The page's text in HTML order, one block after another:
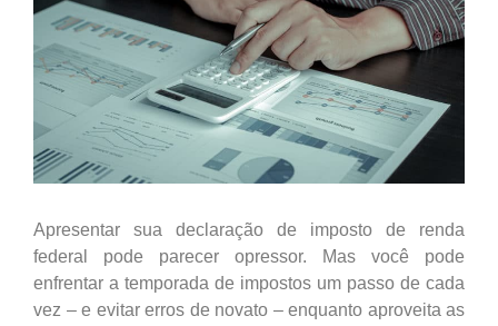
Apresentar sua declaração de imposto de renda
federal pode parecer opressor. Mas você pode
enfrentar a temporada de impostos um passo de cada
vez – e evitar erros de novato – enquanto aproveita as